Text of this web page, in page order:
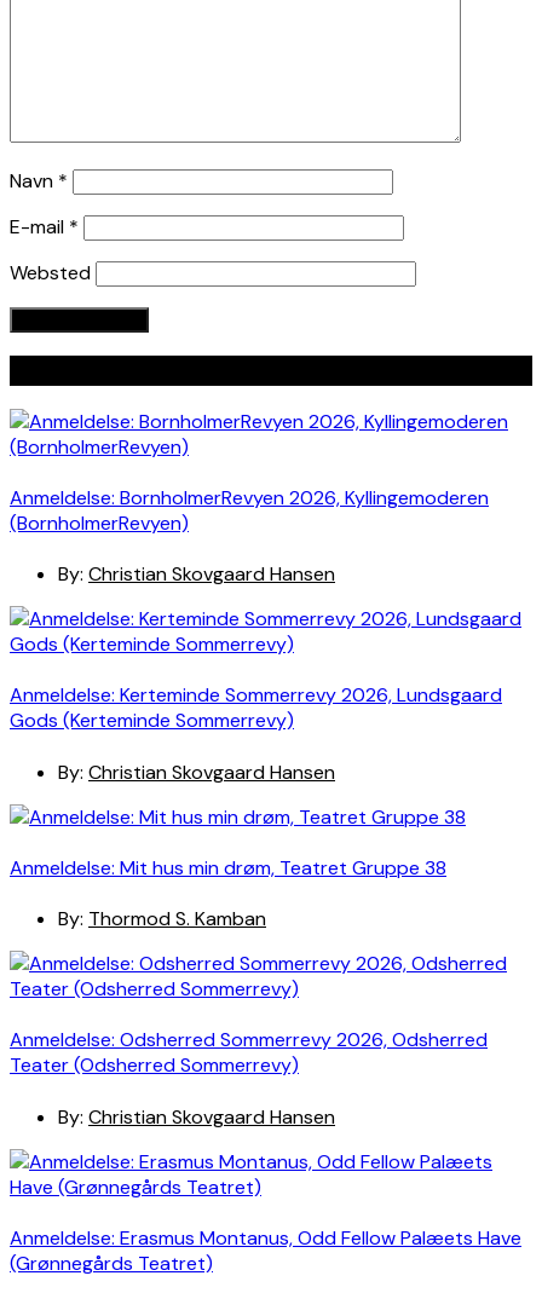
Navn *
E-mail *
Websted
Anmeldelse: BornholmerRevyen 2026, Kyllingemoderen
(BornholmerRevyen)
By: Christian Skovgaard Hansen
Anmeldelse: Kerteminde Sommerrevy 2026, Lundsgaard
Gods (Kerteminde Sommerrevy)
By: Christian Skovgaard Hansen
Anmeldelse: Mit hus min drøm, Teatret Gruppe 38
By: Thormod S. Kamban
Anmeldelse: Odsherred Sommerrevy 2026, Odsherred
Teater (Odsherred Sommerrevy)
By: Christian Skovgaard Hansen
Anmeldelse: Erasmus Montanus, Odd Fellow Palæets Have
(Grønnegårds Teatret)